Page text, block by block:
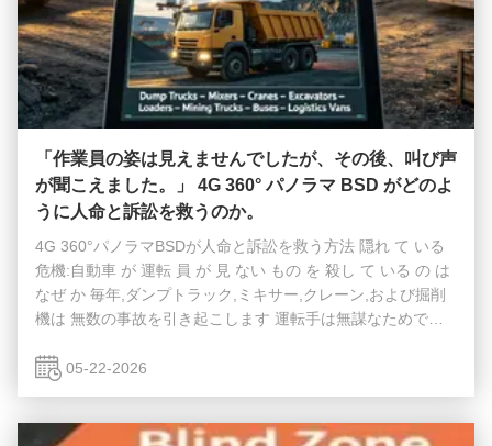
「作業員の姿は見えませんでしたが、その後、叫び声
が聞こえました。」 4G 360° パノラマ BSD がどのよ
うに人命と訴訟を救うのか。
4G 360°パノラマBSDが人命と訴訟を救う方法 隠れ て いる
危機:自動車 が 運転 員 が 見 ない もの を 殺し て いる の は
なぜ か 毎年,ダンプトラック,ミキサー,クレーン,および掘削
機は 無数の事故を引き起こします 運転手は無謀なためでは
からです.右側歩行者,自転車運転手,小型の車両が この見えな
保険されていない損失に 巻き込まれていますマネージャーは
05-22-2026